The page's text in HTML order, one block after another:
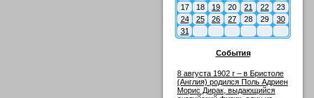
17
18 19 20 21 22
23
24
25 26 27 28 29
30
31
События
8 августа 1902 г – в Бристоле
(Англия) родился Поль Адриен
Морис Дирак, выдающийся